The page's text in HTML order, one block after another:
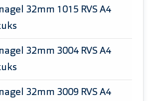
32mm 1015 RVS A4
32mm 3004 RVS A4
32mm 3009 RVS A4